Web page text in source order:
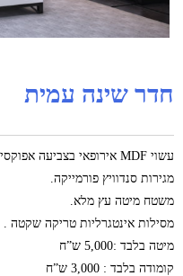
חדר שינה עמית
עשוי MDF אירופאי בצביעה אפוקסית בשילוב עץ וגב מיטה מרופד
מגירות סנדוויץ פורמייקה.
משטח מיטה עץ מלא.
מסילות אינטגרליות טריקה שקטה .
מיטה בלבד :5,000 ש”ח
קומודה בלבד : 3,000 ש”ח